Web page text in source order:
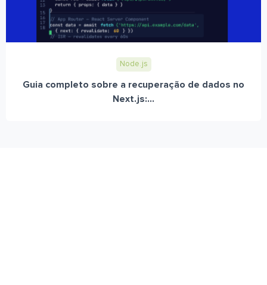
Node.js
Guia completo sobre a recuperação de dados no
Next.js:...